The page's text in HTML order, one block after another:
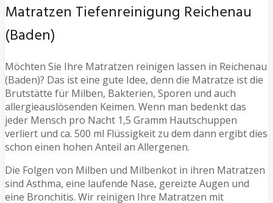
Matratzen Tiefenreinigung Reichenau
(Baden)
Möchten Sie Ihre Matratzen reinigen lassen in Reichenau
(Baden)? Das ist eine gute Idee, denn die Matratze ist die
Brutstätte für Milben, Bakterien, Sporen und auch
allergieauslösenden Keimen. Wenn man bedenkt das
jeder Mensch pro Nacht 1,5 Gramm Hautschuppen
verliert und ca. 500 ml Flüssigkeit zu dem dann ergibt dies
schon einen hohen Anteil an Allergenen.
Die Folgen von Milben und Milbenkot in ihren Matratzen
sind Asthma, eine laufende Nase, gereizte Augen und
eine Bronchitis. Wir reinigen Ihre Matratzen mit